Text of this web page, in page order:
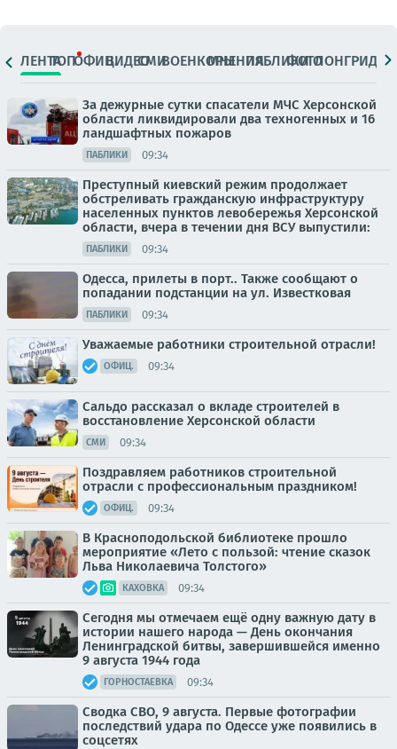
ЛЕНТАТОПОФИЦ.ВИДЕОСМИВОЕНКОРЫМНЕНИЯПАБЛИКИ
ФОТОЛОНГРИДЫ
За дежурные сутки спасатели МЧС Херсонской
области ликвидировали два техногенных и 16
ландшафтных пожаров
ПАБЛИКИ 09:34
Преступный киевский режим продолжает
обстреливать гражданскую инфраструктуру
населенных пунктов левобережья Херсонской
области, вчера в течении дня ВСУ выпустили:
ПАБЛИКИ 09:34
Одесса, прилеты в порт.. Также сообщают о
попадании подстанции на ул. Известковая
ПАБЛИКИ 09:34
Уважаемые работники строительной отрасли!
ОФИЦ. 09:34
Сальдо рассказал о вкладе строителей в
восстановление Херсонской области
СМИ 09:34
Поздравляем работников строительной
отрасли с профессиональным праздником!
ОФИЦ. 09:34
В Красноподольской библиотеке прошло
мероприятие «Лето с пользой: чтение сказок
Льва Николаевича Толстого»
КАХОВКА 09:34
Сегодня мы отмечаем ещё одну важную дату в
истории нашего народа — День окончания
Ленинградской битвы, завершившейся именно
9 августа 1944 года
ГОРНОСТАЕВКА 09:34
Сводка СВО, 9 августа. Первые фотографии
последствий удара по Одессе уже появились в
соцсетях